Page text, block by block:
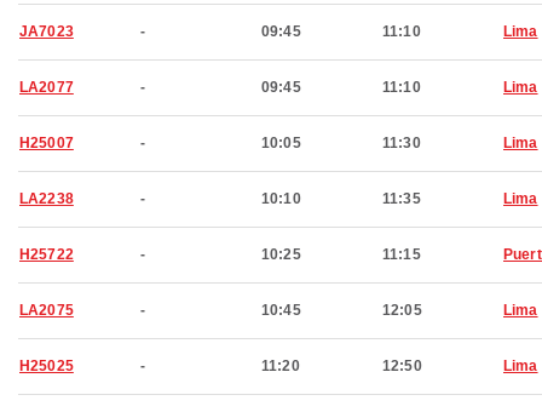
JA7023 - 09:45 11:10 Lima
LA2077 - 09:45 11:10 Lima
H25007 - 10:05 11:30 Lima
LA2238 - 10:10 11:35 Lima
H25722 - 10:25 11:15
LA2075 - 10:45 12:05 Lima
H25025 - 11:20 12:50 Lima